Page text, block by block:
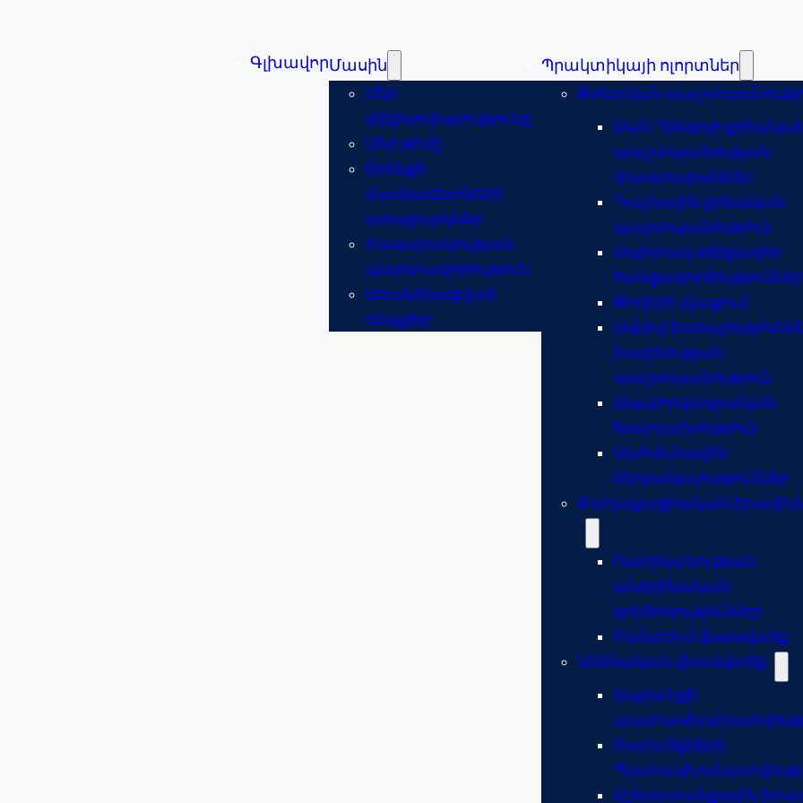
ԳլխավորՄասին
Մեր
փիլիսոփայությունը
Մեր թիմը
Օրենքի
մասնագետների
առաջարկներ
Հասարակության
պարտավորություն
Առանձնացված
դեպքեր
Պրակտիկայի ոլորտներ
Քրեական
Սան Դիեգոյի
պաշտպանության
փաստաբաններ
Դաշնային քրեական
պաշտպանություն
Սպիտակ օձիքավոր
հանցագործություններ
Փողերի լվացում
Ազնիվ
խաբեության
պաշտպանություն
Ապահովագրական
Խարդախություն
Սահմանային
ձերբակալություններ
Քաղաքացիական
Ոստիկանության
անօրինական
գործողություններ
Բանտում վնասվածք
Անձնական վնասվածք
Ապրանքի
Տարածքների
Աշխատանքային